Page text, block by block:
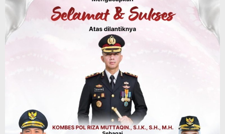
Agustus 7, 2026
Kalsel
Operasi Sikat Intan 2026 Berakhir, Polda
Kalsel Amankan Ribuan Miras Hingga
Pemerintahan Sosial & Keagamaan